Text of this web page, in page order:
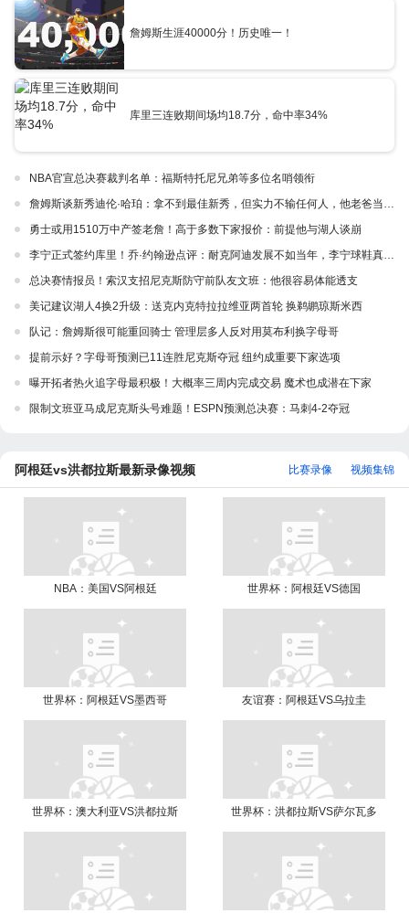
詹姆斯生涯40000分！历史唯一！
库里三连败期间场均18.7分，命中率34%
NBA官宣总决赛裁判名单：福斯特托尼兄弟等多位名哨领衔
詹姆斯谈新秀迪伦·哈珀：拿不到最佳新秀，但实力不输任何人，他老爸当年可不行
勇士或用1510万中产签老詹！高于多数下家报价：前提他与湖人谈崩
李宁正式签约库里！乔·约翰逊点评：耐克阿迪发展不如当年，李宁球鞋真的很好，签库里正是他们想做的事
总决赛情报员！索汉支招尼克斯防守前队友文班：他很容易体能透支
美记建议湖人4换2升级：送克内克特拉拉维亚两首轮 换鹈鹕琼斯米西
队记：詹姆斯很可能重回骑士 管理层多人反对用莫布利换字母哥
提前示好？字母哥预测已11连胜尼克斯夺冠 纽约成重要下家选项
曝开拓者热火追字母最积极！大概率三周内完成交易 魔术也成潜在下家
限制文班亚马成尼克斯头号难题！ESPN预测总决赛：马刺4-2夺冠
阿根廷vs洪都拉斯最新录像视频 视频集锦
比赛录像
NBA：美国VS阿根廷 世界杯：阿根廷VS德国
世界杯：阿根廷VS墨西哥 友谊赛：阿根廷VS乌拉圭
世界杯：澳大利亚VS洪都拉斯 世界杯：洪都拉斯VS萨尔瓦多